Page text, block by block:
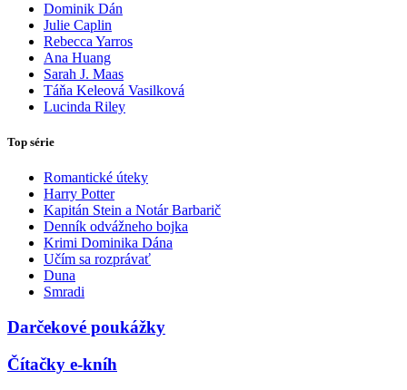
Dominik Dán
Julie Caplin
Rebecca Yarros
Ana Huang
Sarah J. Maas
Táňa Keleová Vasilková
Lucinda Riley
Top série
Romantické úteky
Harry Potter
Kapitán Stein a Notár Barbarič
Denník odvážneho bojka
Krimi Dominika Dána
Učím sa rozprávať
Duna
Smradi
Darčekové poukážky
Čítačky e-kníh